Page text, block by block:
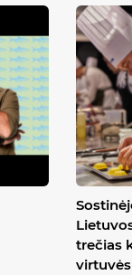
trečias